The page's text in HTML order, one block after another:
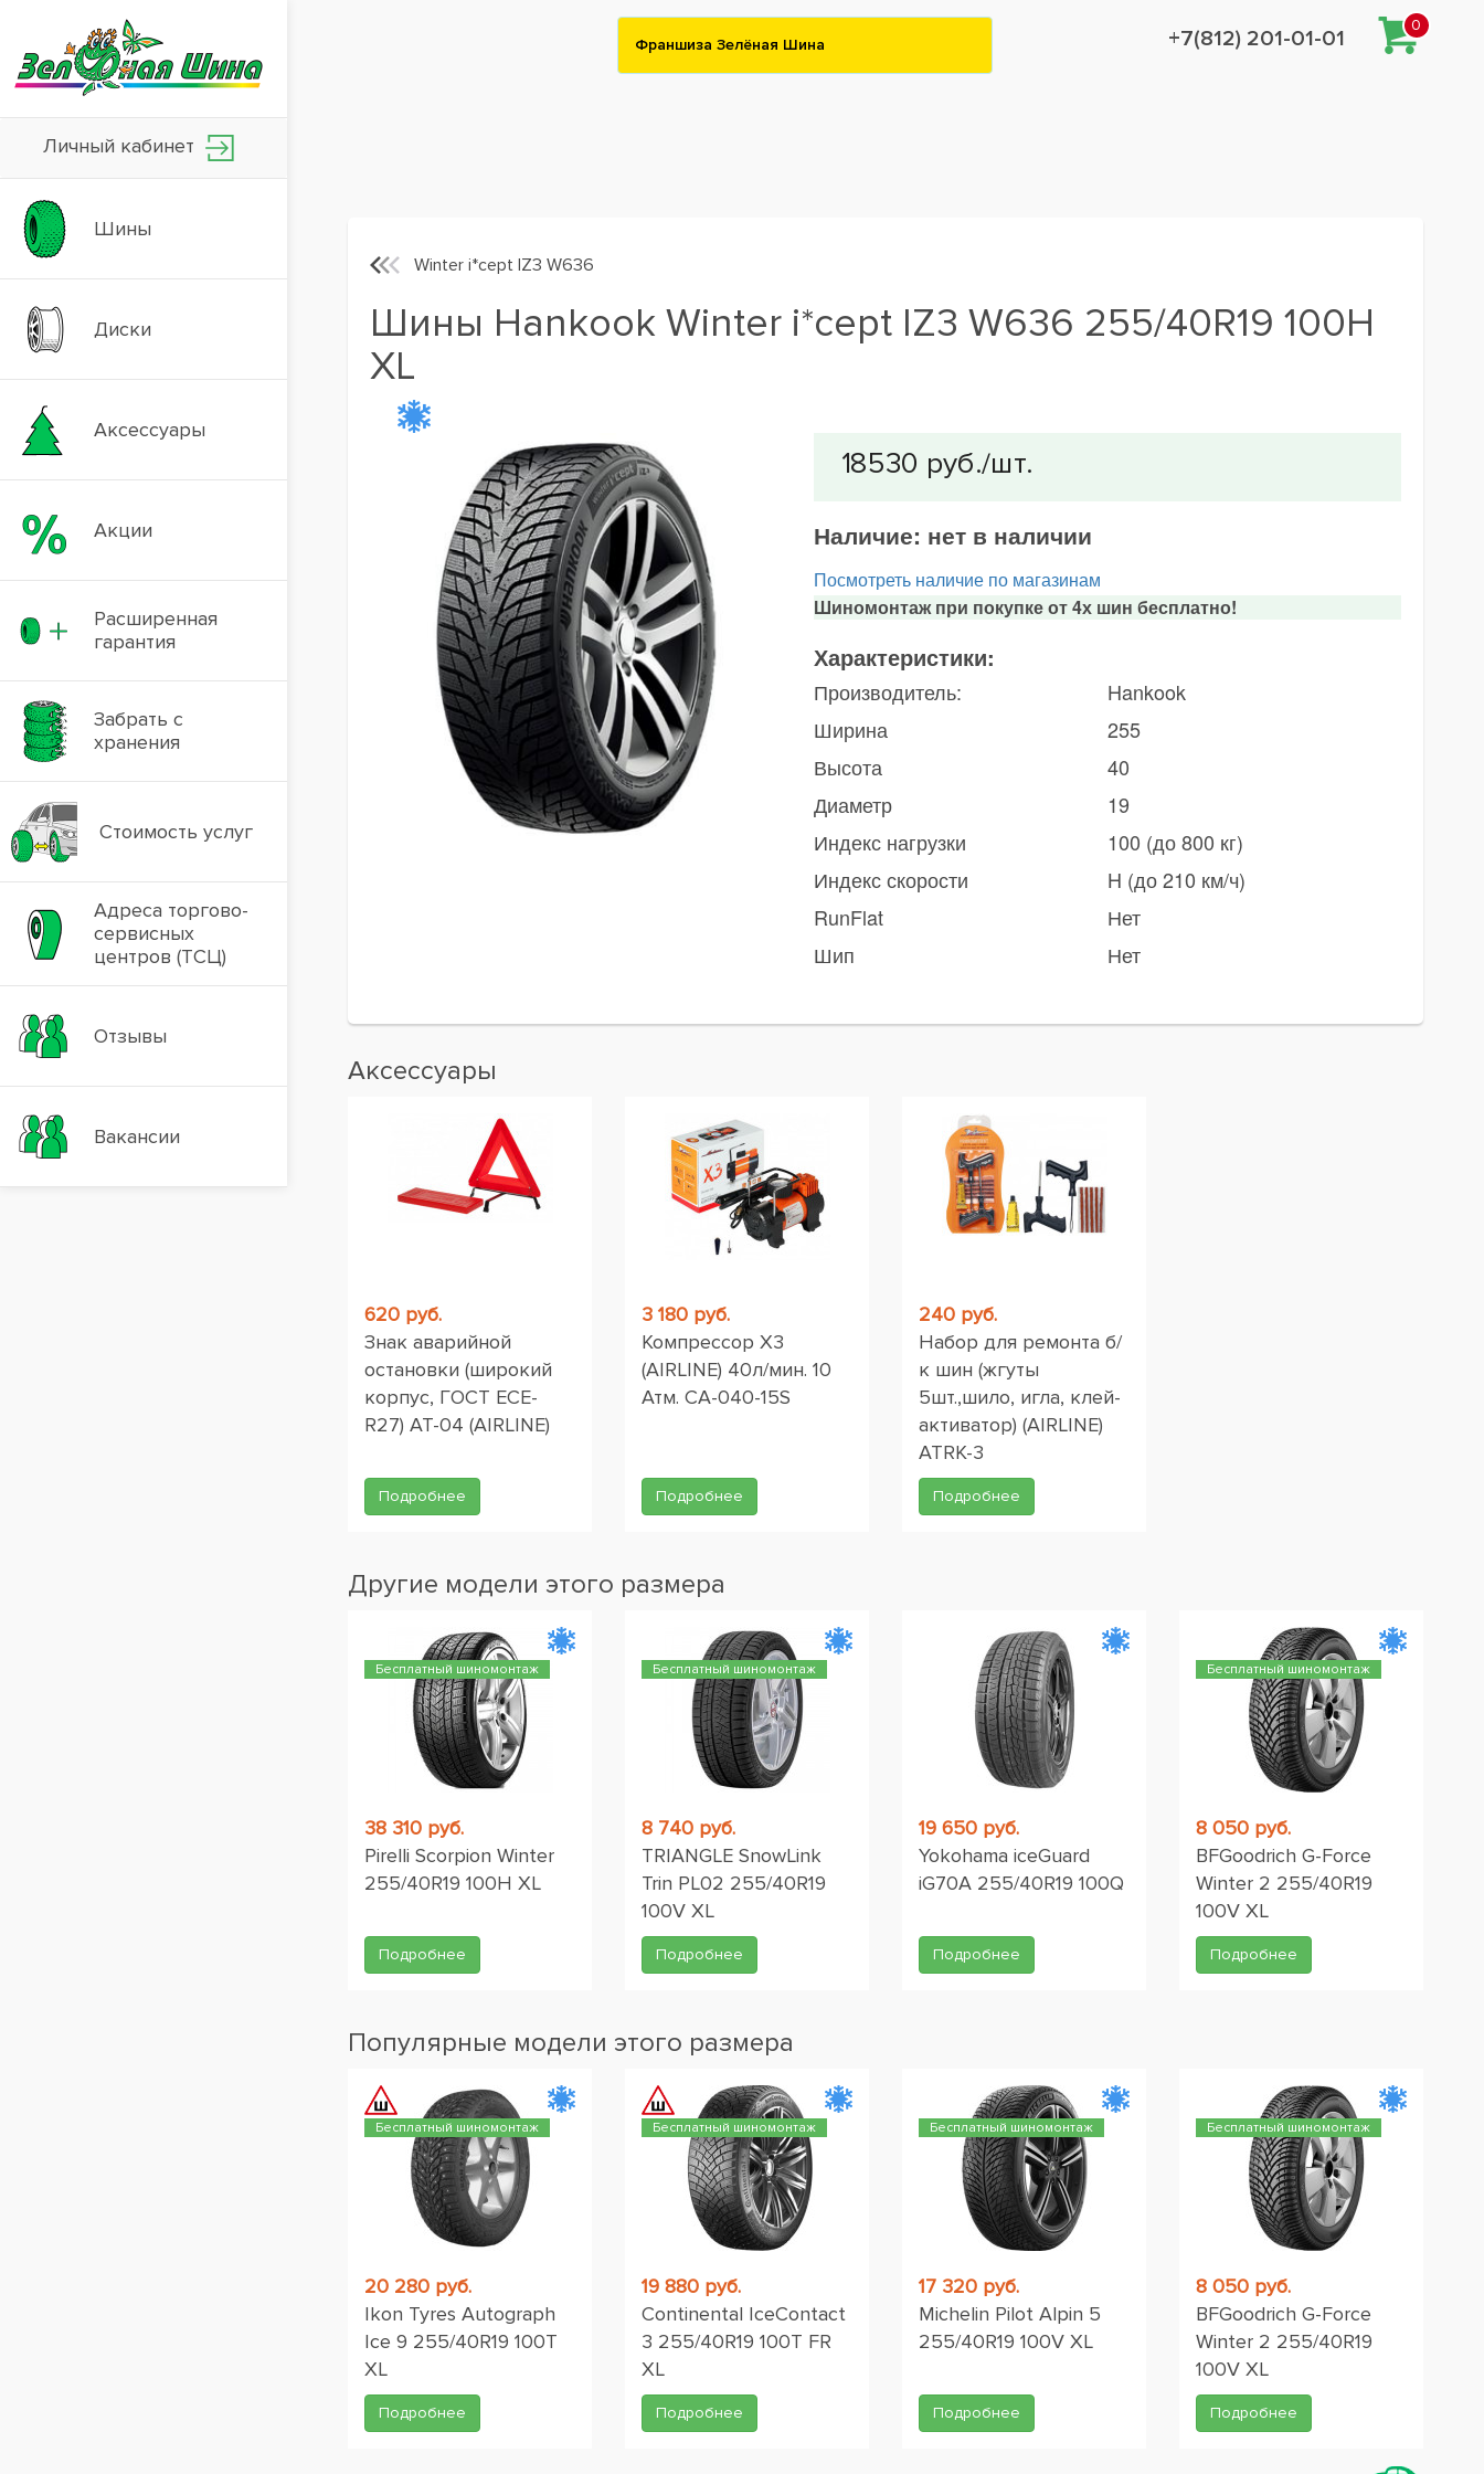
Личный кабинет
Шины
Диски
Аксессуары
Акции
Расширенная
гарантия
Забрать с
хранения
Стоимость услуг
Адреса торгово-
сервисных
центров (ТСЦ)
Отзывы
Вакансии
Франшиза Зелёная Шина +7(812) 201-01-01
0
Winter i*cept IZ3 W636
Шины Hankook Winter i*cept IZ3 W636 255/40R19 100H
XL
Наличие: нет в наличии
Посмотреть наличие по магазинам
Шиномонтаж при покупке от 4х шин бесплатно!
Характеристики:
Производитель:
Hankook
Ширина
255
Высота
40
Диаметр
19
Индекс нагрузки
100 (до 800 кг)
Индекс скорости
H (до 210 км/ч)
RunFlat
Нет
Шип
Нет
Аксессуары
620 руб.
Знак аварийной
остановки (широкий
корпус, ГОСТ ЕСЕ-
R27) AT-04 (AIRLINE)
Подробнее
3 180 руб.
Компрессор X3
(AIRLINE) 40л/мин. 10
Атм. CA-040-15S
Подробнее
240 руб.
Набор для ремонта б/
к шин (жгуты
5шт.,шило, игла, клей-
активатор) (AIRLINE)
ATRK-3
Подробнее
Другие модели этого размера
Бесплатный шиномонтаж
38 310 руб.
Pirelli Scorpion Winter
255/40R19 100H XL
Подробнее
Бесплатный шиномонтаж
8 740 руб.
TRIANGLE SnowLink
Trin PL02 255/40R19
100V XL
Подробнее
19 650 руб.
Yokohama iceGuard
iG70A 255/40R19 100Q
Подробнее
Бесплатный шиномонтаж
8 050 руб.
BFGoodrich G-Force
Winter 2 255/40R19
100V XL
Подробнее
Популярные модели этого размера
Бесплатный шиномонтаж
20 280 руб.
Ikon Tyres Autograph
Ice 9 255/40R19 100T
XL
Подробнее
Бесплатный шиномонтаж
19 880 руб.
Continental IceContact
3 255/40R19 100T FR
XL
Подробнее
Бесплатный шиномонтаж
17 320 руб.
Michelin Pilot Alpin 5
255/40R19 100V XL
Подробнее
Бесплатный шиномонтаж
8 050 руб.
BFGoodrich G-Force
Winter 2 255/40R19
100V XL
Подробнее